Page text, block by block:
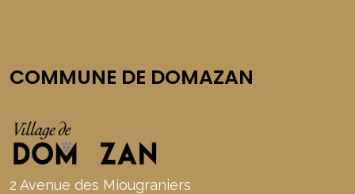
COMMUNE DE DOMAZAN
2 Avenue des Miougraniers